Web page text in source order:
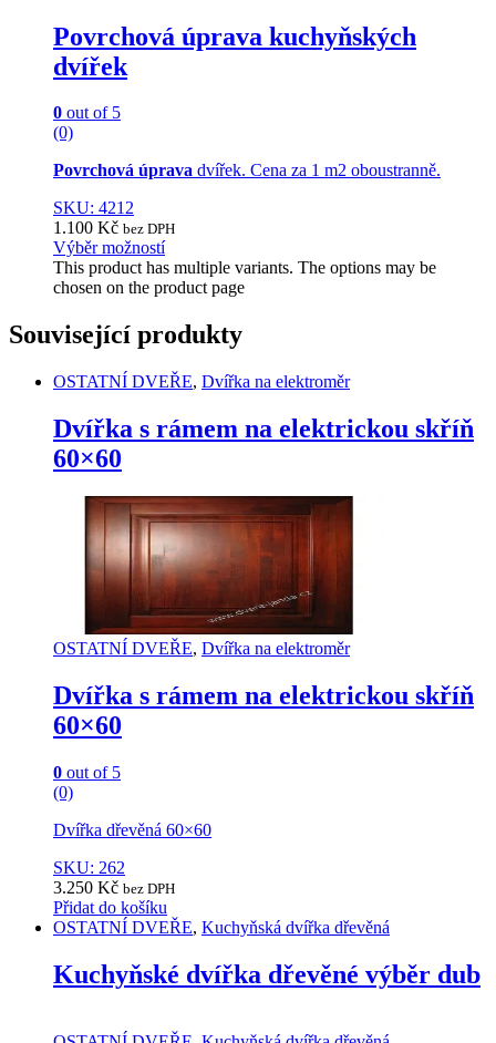
Povrchová úprava kuchyňských
dvířek
0 out of 5
(0)
Povrchová úprava dvířek. Cena za 1 m2 oboustranně.
SKU: 4212
1.100 Kč bez DPH
Výběr možností
This product has multiple variants. The options may be
chosen on the product page
Související produkty
OSTATNÍ DVEŘE, Dvířka na elektroměr
Dvířka s rámem na elektrickou skříň
60×60
OSTATNÍ DVEŘE, Dvířka na elektroměr
Dvířka s rámem na elektrickou skříň
60×60
0 out of 5
(0)
Dvířka dřevěná 60×60
SKU: 262
3.250 Kč bez DPH
Přidat do košíku
OSTATNÍ DVEŘE, Kuchyňská dvířka dřevěná
Kuchyňské dvířka dřevěné výběr dub